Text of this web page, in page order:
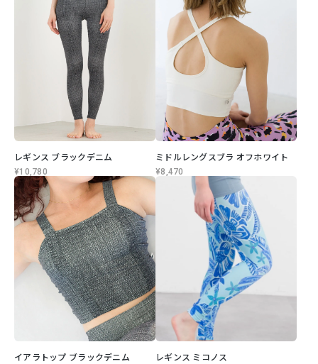
レギンス ブラックデニム
¥10,780
ミドルレングスブラ オフホワイト
¥8,470
イアラトップ ブラックデニム
レギンス ミコノス